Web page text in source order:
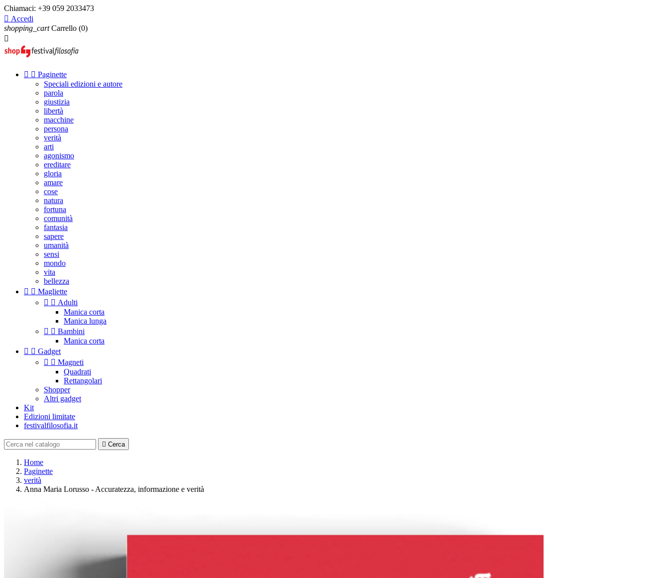
Chiamaci: +39 059 2033473
 Accedi
shopping_cart Carrello (0)

  Paginette
Speciali edizioni e autore
parola
giustizia
libertà
macchine
persona
verità
arti
agonismo
ereditare
gloria
amare
cose
natura
fortuna
comunità
fantasia
sapere
umanità
sensi
mondo
vita
bellezza
  Magliette
  Adulti
Manica corta
Manica lunga
  Bambini
Manica corta
  Gadget
  Magneti
Quadrati
Rettangolari
Shopper
Altri gadget
Kit
Edizioni limitate
festivalfilosofia.it
 Cerca
Home
Paginette
verità
Anna Maria Lorusso - Accuratezza, informazione e verità